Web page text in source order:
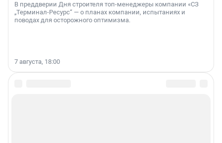
В преддверии Дня строителя топ-менеджеры компании «СЗ
„Терминал-Ресурс“ — о планах компании, испытаниях и
поводах для осторожного оптимизма.
7 августа, 18:00